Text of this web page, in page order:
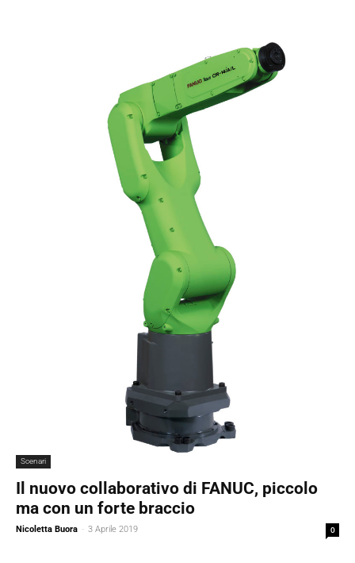
Scenari
Il nuovo collaborativo di FANUC, piccolo
ma con un forte braccio
Nicoletta Buora - 3 Aprile 2019 0